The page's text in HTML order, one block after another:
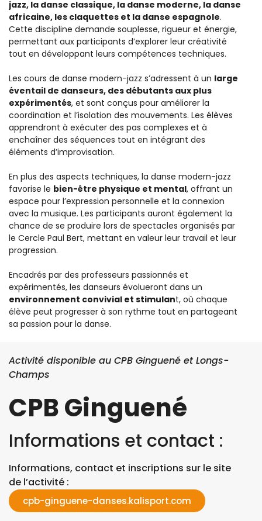
jazz, la danse classique, la danse moderne, la danse
africaine, les claquettes et la danse espagnole.
Cette discipline demande souplesse, rigueur et énergie,
permettant aux participants d’explorer leur créativité
tout en développant leurs compétences techniques.
Les cours de danse modern-jazz s’adressent à un large
éventail de danseurs, des débutants aux plus
expérimentés, et sont conçus pour améliorer la
coordination et l’isolation des mouvements. Les élèves
apprendront à exécuter des pas complexes et à
enchaîner des séquences tout en intégrant des
éléments d’improvisation.
En plus des aspects techniques, la danse modern-jazz
favorise le bien-être physique et mental, offrant un
espace pour l’expression personnelle et la connexion
avec la musique. Les participants auront également la
chance de se produire lors de spectacles organisés par
le Cercle Paul Bert, mettant en valeur leur travail et leur
progression.
Encadrés par des professeurs passionnés et
expérimentés, les danseurs évolueront dans un
environnement convivial et stimulant, où chaque
élève peut progresser à son rythme tout en partageant
sa passion pour la danse.
Activité disponible au CPB Ginguené et Longs-
Champs
CPB Ginguené
Informations et contact :
Informations, contact et inscriptions sur le site
de l’activité :
cpb-ginguene-danses.kalisport.com